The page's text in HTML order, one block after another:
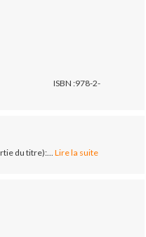
ISBN :978-2-
du titre):... Lire la suite